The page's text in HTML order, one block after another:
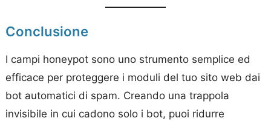
Conclusione
I campi honeypot sono uno strumento semplice ed
efficace per proteggere i moduli del tuo sito web dai
bot automatici di spam. Creando una trappola
invisibile in cui cadono solo i bot, puoi ridurre